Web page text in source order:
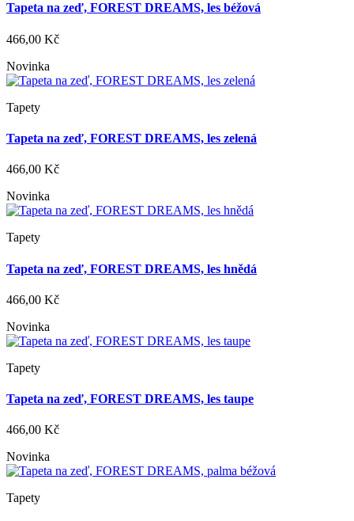
Tapeta na zeď, FOREST DREAMS, les béžová
466,00 Kč
Novinka
Tapety
Tapeta na zeď, FOREST DREAMS, les zelená
466,00 Kč
Novinka
Tapety
Tapeta na zeď, FOREST DREAMS, les hnědá
466,00 Kč
Novinka
Tapety
Tapeta na zeď, FOREST DREAMS, les taupe
466,00 Kč
Novinka
Tapety